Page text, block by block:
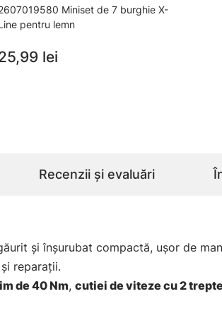
Miniset de 7 burghie X-
pentru lemn
lei
Recenzii și evaluări
şi înşurubat compactă, uşor de
reparaţii.
de 40 Nm, cutiei de viteze cu 2 trepte